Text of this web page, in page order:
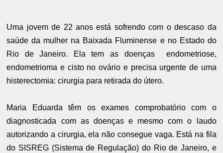
Uma jovem de 22 anos está sofrendo com o descaso da
saúde da mulher na Baixada Fluminense e no Estado do
Rio de Janeiro. Ela tem as doenças endometriose,
endometrioma e cisto no ovário e precisa urgente de uma
histerectomia: cirurgia para retirada do útero.
Maria Eduarda têm os exames comprobatório com o
diagnosticada com as doenças e mesmo com o laudo
autorizando a cirurgia, ela não consegue vaga. Está na fila
do SISREG (Sistema de Regulação) do Rio de Janeiro, e